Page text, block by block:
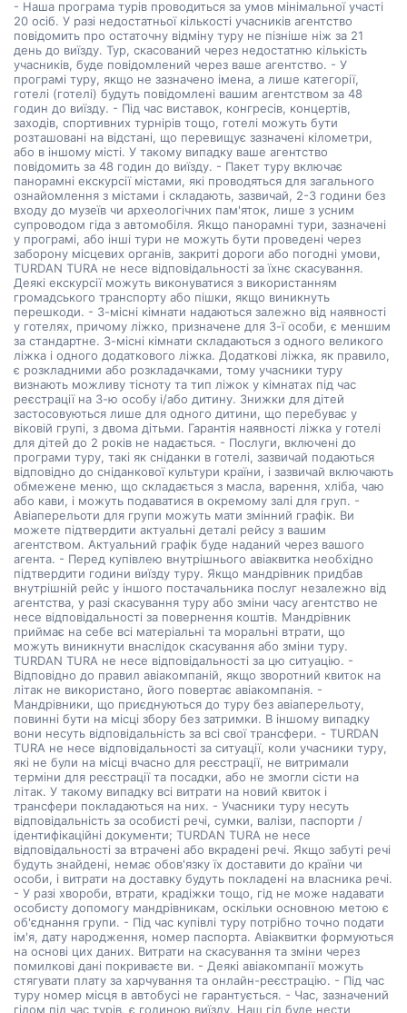
- Наша програма турів проводиться за умов мінімальної участі
20 осіб. У разі недостатньої кількості учасників агентство
повідомить про остаточну відміну туру не пізніше ніж за 21
день до виїзду. Тур, скасований через недостатню кількість
учасників, буде повідомлений через ваше агентство. - У
програмі туру, якщо не зазначено імена, а лише категорії,
готелі (готелі) будуть повідомлені вашим агентством за 48
годин до виїзду. - Під час виставок, конгресів, концертів,
заходів, спортивних турнірів тощо, готелі можуть бути
розташовані на відстані, що перевищує зазначені кілометри,
або в іншому місті. У такому випадку ваше агентство
повідомить за 48 годин до виїзду. - Пакет туру включає
панорамні екскурсії містами, які проводяться для загального
ознайомлення з містами і складають, зазвичай, 2-3 години без
входу до музеїв чи археологічних пам'яток, лише з усним
супроводом гіда з автомобіля. Якщо панорамні тури, зазначені
у програмі, або інші тури не можуть бути проведені через
заборону місцевих органів, закриті дороги або погодні умови,
TURDAN TURA не несе відповідальності за їхнє скасування.
Деякі екскурсії можуть виконуватися з використанням
громадського транспорту або пішки, якщо виникнуть
перешкоди. - 3-місні кімнати надаються залежно від наявності
у готелях, причому ліжко, призначене для 3-ї особи, є меншим
за стандартне. 3-місні кімнати складаються з одного великого
ліжка і одного додаткового ліжка. Додаткові ліжка, як правило,
є розкладними або розкладачками, тому учасники туру
визнають можливу тісноту та тип ліжок у кімнатах під час
реєстрації на 3-ю особу і/або дитину. Знижки для дітей
застосовуються лише для одного дитини, що перебуває у
віковій групі, з двома дітьми. Гарантія наявності ліжка у готелі
для дітей до 2 років не надається. - Послуги, включені до
програми туру, такі як сніданки в готелі, зазвичай подаються
відповідно до сніданкової культури країни, і зазвичай включають
обмежене меню, що складається з масла, варення, хліба, чаю
або кави, і можуть подаватися в окремому залі для груп. -
Авіаперельоти для групи можуть мати змінний графік. Ви
можете підтвердити актуальні деталі рейсу з вашим
агентством. Актуальний графік буде наданий через вашого
агента. - Перед купівлею внутрішнього авіаквитка необхідно
підтвердити години виїзду туру. Якщо мандрівник придбав
внутрішній рейс у іншого постачальника послуг незалежно від
агентства, у разі скасування туру або зміни часу агентство не
несе відповідальності за повернення коштів. Мандрівник
приймає на себе всі матеріальні та моральні втрати, що
можуть виникнути внаслідок скасування або зміни туру.
TURDAN TURA не несе відповідальності за цю ситуацію. -
Відповідно до правил авіакомпаній, якщо зворотний квиток на
літак не використано, його повертає авіакомпанія. -
Мандрівники, що приєднуються до туру без авіаперельоту,
повинні бути на місці збору без затримки. В іншому випадку
вони несуть відповідальність за всі свої трансфери. - TURDAN
TURA не несе відповідальності за ситуації, коли учасники туру,
які не були на місці вчасно для реєстрації, не витримали
терміни для реєстрації та посадки, або не змогли сісти на
літак. У такому випадку всі витрати на новий квиток і
трансфери покладаються на них. - Учасники туру несуть
відповідальність за особисті речі, сумки, валізи, паспорти /
ідентифікаційні документи; TURDAN TURA не несе
відповідальності за втрачені або вкрадені речі. Якщо забуті речі
будуть знайдені, немає обов'язку їх доставити до країни чи
особи, і витрати на доставку будуть покладені на власника речі.
- У разі хвороби, втрати, крадіжки тощо, гід не може надавати
особисту допомогу мандрівникам, оскільки основною метою є
об'єднання групи. - Під час купівлі туру потрібно точно подати
ім'я, дату народження, номер паспорта. Авіаквитки формуються
на основі цих даних. Витрати на скасування та зміни через
помилкові дані покриваєте ви. - Деякі авіакомпанії можуть
стягувати плату за харчування та онлайн-реєстрацію. - Під час
туру номер місця в автобусі не гарантується. - Час, зазначений
гідом під час турів, є годиною виїзду. Наш гід буде нести